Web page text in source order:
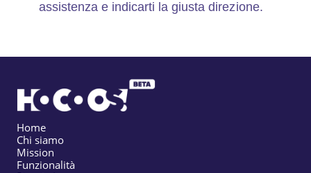
assistenza e indicarti la giusta direzione.
Home
Chi siamo
Mission
Funzionalità